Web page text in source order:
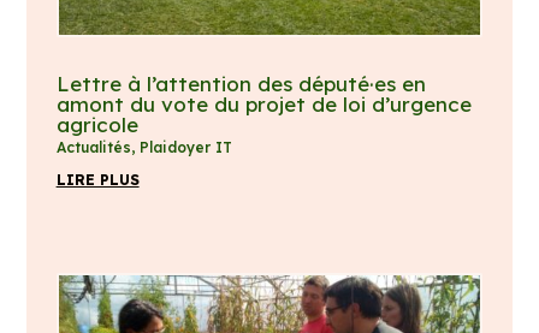
Lettre à l’attention des député·es en
amont du vote du projet de loi d’urgence
agricole
Actualités, Plaidoyer IT
LIRE PLUS